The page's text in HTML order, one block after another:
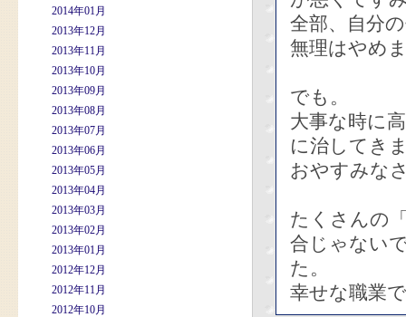
2014年01月
2013年12月
2013年11月
2013年10月
2013年09月
2013年08月
2013年07月
2013年06月
2013年05月
2013年04月
2013年03月
2013年02月
2013年01月
2012年12月
2012年11月
2012年10月
全部、自分
無理はやめ
でも。
大事な時に
に治してき
おやすみな
たくさんの
合じゃない
た。
幸せな職業